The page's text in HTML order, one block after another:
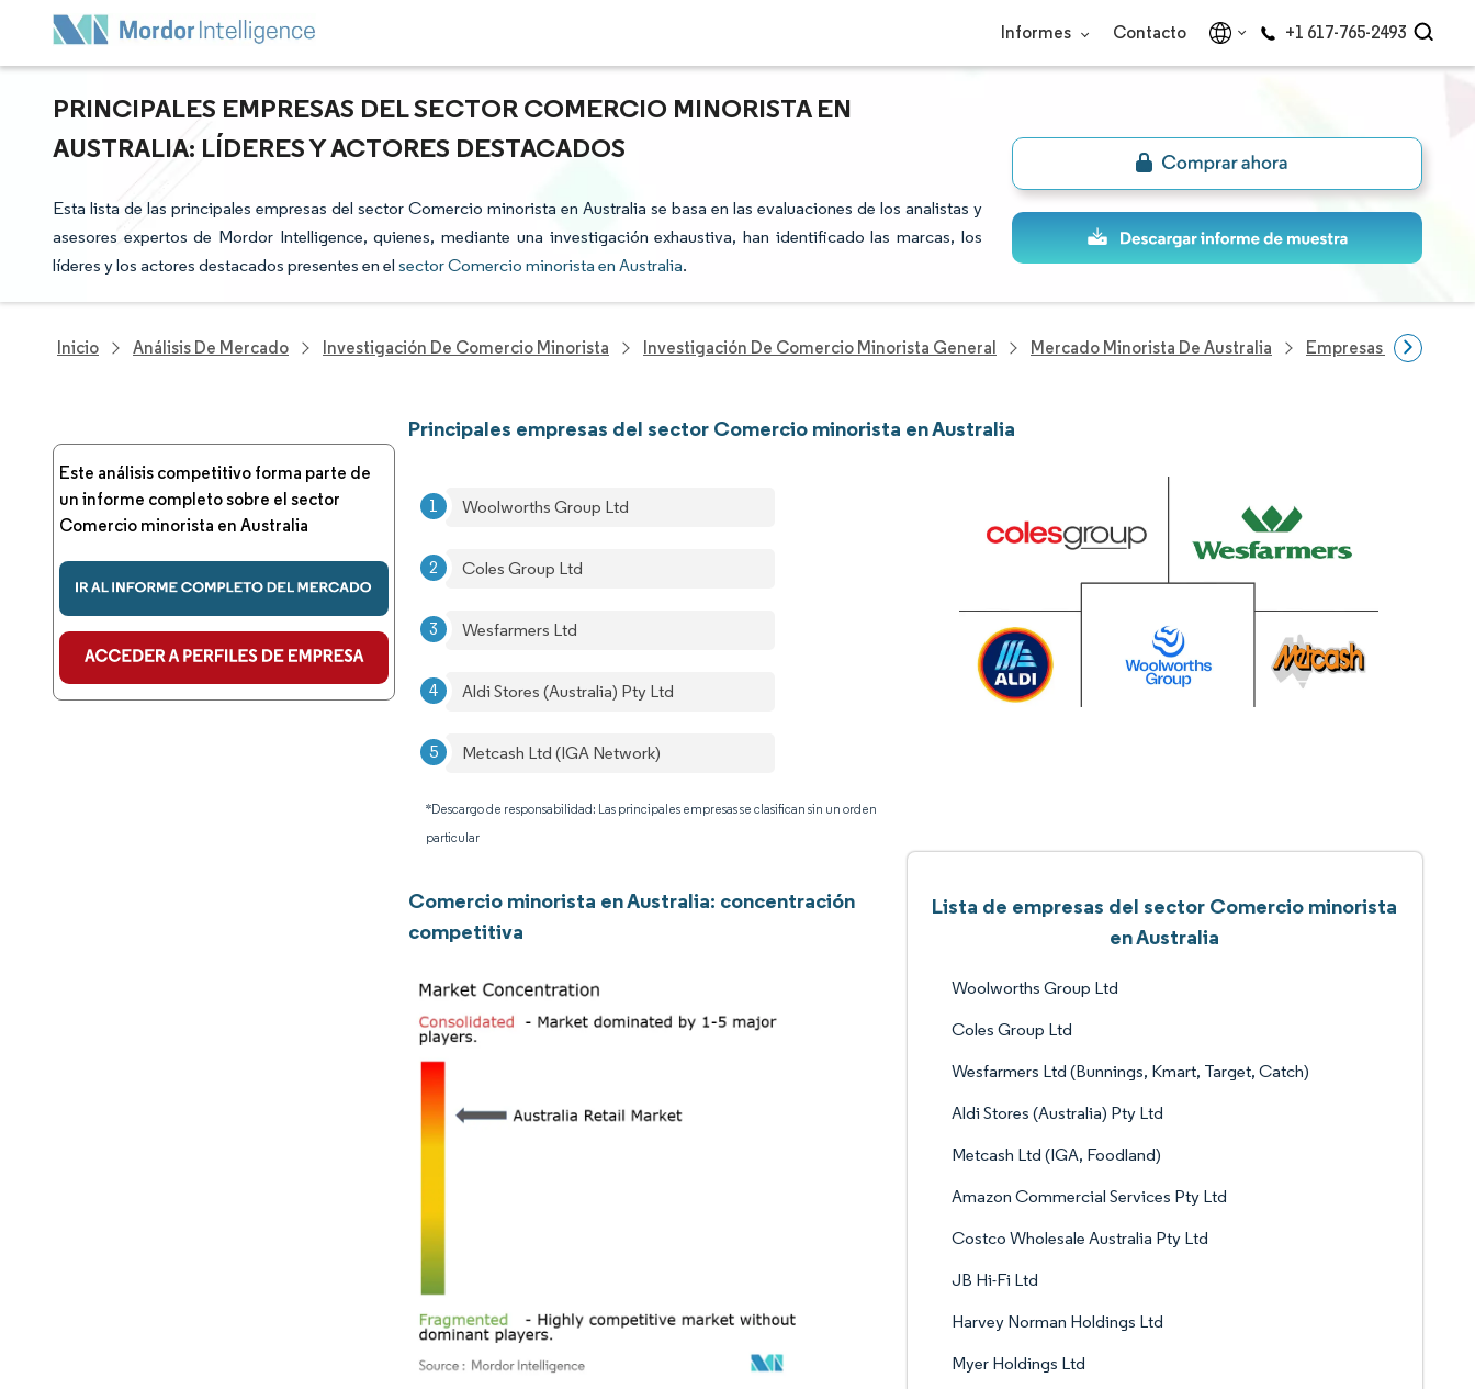
Informes Contacto +1 617-765-2493
PRINCIPALES EMPRESAS DEL SECTOR COMERCIO MINORISTA EN
AUSTRALIA: LÍDERES Y ACTORES DESTACADOS
Esta lista de las principales empresas del sector Comercio minorista en Australia se basa en las evaluaciones de los analistas y
asesores expertos de Mordor Intelligence, quienes, mediante una investigación exhaustiva, han identificado las marcas, los
líderes y los actores destacados presentes en el sector Comercio minorista en Australia.
Inicio Análisis De Mercado Investigación De Comercio Minorista Investigación De Comercio Minorista General Mercado Minorista De Australia Empresas Del
Este análisis competitivo forma parte de
un informe completo sobre el sector
Comercio minorista en Australia
Principales empresas del sector Comercio minorista en Australia
Woolworths Group Ltd
Coles Group Ltd
Wesfarmers Ltd
Aldi Stores (Australia) Pty Ltd
Metcash Ltd (IGA Network)
*Descargo de responsabilidad: Las principales empresas se clasifican sin un orden
particular
Comercio minorista en Australia: concentración
competitiva
Lista de empresas del sector Comercio minorista
en Australia
Woolworths Group Ltd
Coles Group Ltd
Wesfarmers Ltd (Bunnings, Kmart, Target, Catch)
Aldi Stores (Australia) Pty Ltd
Metcash Ltd (IGA, Foodland)
Amazon Commercial Services Pty Ltd
Costco Wholesale Australia Pty Ltd
JB Hi-Fi Ltd
Harvey Norman Holdings Ltd
Myer Holdings Ltd